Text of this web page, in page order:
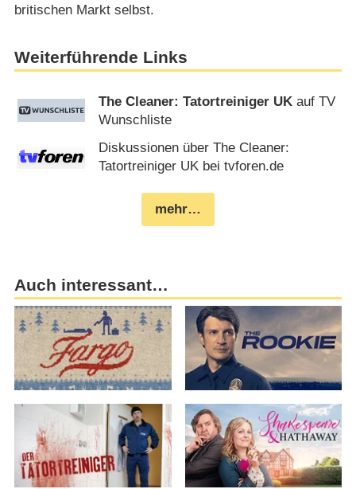
britischen Markt selbst.
Weiterführende Links
The Cleaner: Tatortreiniger UK auf TV
Wunschliste
Diskussionen über The Cleaner:
Tatortreiniger UK bei tvforen.de
mehr…
Auch interessant…